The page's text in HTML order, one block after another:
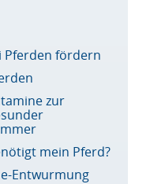
fördern
zur
mein Pferd?
Entwurmung